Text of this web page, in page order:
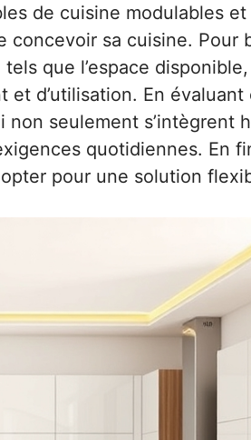
de cuisine modulables
sa cuisine. Pour
que l’espace
d’utilisation. En évaluant
seulement s’intègrent
quotidiennes. En
pour une solution